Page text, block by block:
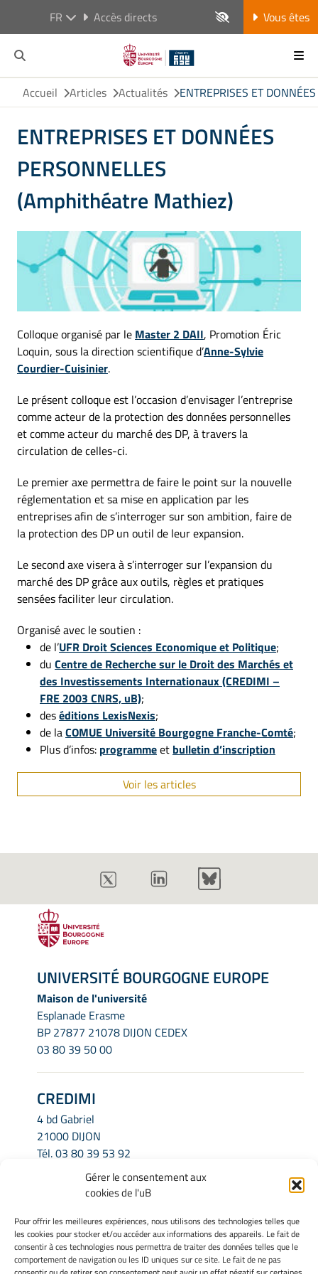
Gérer le consentement aux
cookies de l'uB
Pour offrir les meilleures expériences, nous utilisons des technologies telles que
les cookies pour stocker et/ou accéder aux informations des appareils. Le fait de
consentir à ces technologies nous permettra de traiter des données telles que le
comportement de navigation ou les ID uniques sur ce site. Le fait de ne pas
FR Accès directs Vous êtes
Accueil Articles Actualités ENTREPRISES ET
ENTREPRISES ET DONNÉES
PERSONNELLES
(Amphithéatre Mathiez)
Colloque organisé par le Master 2 DAII, Promotion Éric
Loquin, sous la direction scientifique d’Anne-Sylvie
Courdier-Cuisinier.
Le présent colloque est l’occasion d’envisager l’entreprise
comme acteur de la protection des données personnelles
et comme acteur du marché des DP, à travers la
circulation de celles-ci.
Le premier axe permettra de faire le point sur la nouvelle
réglementation et sa mise en application par les
entreprises afin de s’interroger sur son ambition, faire de
la protection des DP un outil de leur expansion.
Le second axe visera à s’interroger sur l’expansion du
marché des DP grâce aux outils, règles et pratiques
sensées faciliter leur circulation.
Organisé avec le soutien :
de l’UFR Droit Sciences Economique et Politique;
du Centre de Recherche sur le Droit des Marchés et
des Investissements Internationaux (CREDIMI –
FRE 2003 CNRS, uB);
deséditions LexisNexis;
de laCOMUE Université Bourgogne Franche-Comté;
Plus d’infos: programmeet bulletin d’inscription
Voir les articles
UNIVERSITÉ BOURGOGNE EUROPE
Maison de l'université
Esplanade Erasme
BP 27877 21078 DIJON CEDEX
03 80 39 50 00
CREDIMI
4 bd Gabriel
21000 DIJON
Tél.03 80 39 53 92
credimi.secretariat@u-bourgogne.fr
INFORMATIONS LÉGALES
Mentions légales
Gérer mes cookies